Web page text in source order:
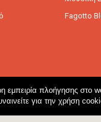
εμπειρία πλοήγησης στο
για την χρήση
Fagotto